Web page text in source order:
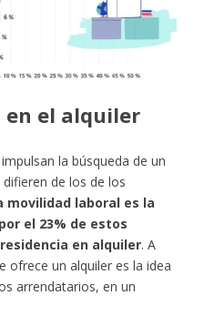
el alquiler
la búsqueda de un
de los de los
movilidad laboral es la
el 23% de estos
en alquiler. A
ofrece un alquiler es la idea
arrendatarios, en un